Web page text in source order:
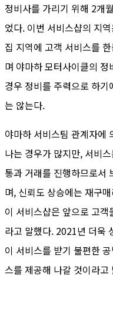
정비사를 가리기 위해 2개
었다. 이번 서비스샵의 지
집 지역에 고객 서비스를
며 야마하 모터사이클의
경우 정비를 주력으로 하
는 않는다.
야마하 서비스팀 관계자에
나는 경우가 많지만, 서비
통과 거래를 진행하므로서
며, 신뢰도 상승에는 재구
이 서비스샵은 앞으로 고
라고 말했다. 2021년 더욱
이 서비스를 받기 불편한
스를 제공해 나갈 것이라고